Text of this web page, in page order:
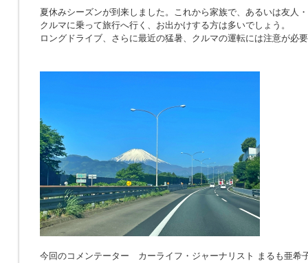
夏休みシーズンが到来しました。これから家族で、あるいは友人
クルマに乗って旅行へ行く、お出かけする方は多いでしょう。
ロングドライブ、さらに最近の猛暑、クルマの運転には注意が必
今回のコメンテーター カーライフ・ジャーナリスト まるも亜希